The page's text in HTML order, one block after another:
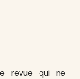
revue qui ne